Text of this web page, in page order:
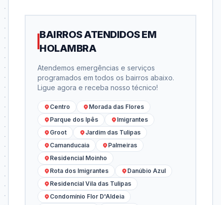
BAIRROS ATENDIDOS EM
HOLAMBRA
Atendemos emergências e serviços
programados em todos os bairros abaixo.
Ligue agora e receba nosso técnico!
Centro
Morada das Flores
Parque dos Ipês
Imigrantes
Groot
Jardim das Tulipas
Camanducaia
Palmeiras
Residencial Moinho
Rota dos Imigrantes
Danúbio Azul
Residencial Vila das Tulipas
Condomínio Flor D'Aldeia